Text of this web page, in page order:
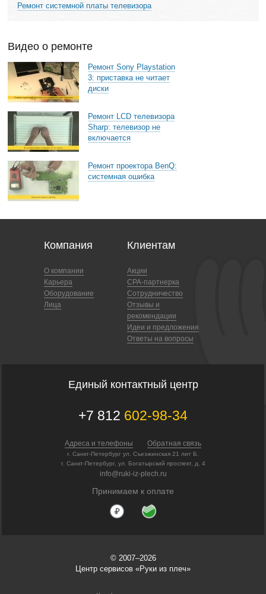
Ремонт системной платы телевизора
Видео о ремонте
Ремонт Sony Playstation
3: приставка не читает
диски
Ремонт LCD телевизора
Sharp: телевизор не
включается
Ремонт проектора BenQ:
системная ошибка
Компания
О компании
Карьера
Оборудование
Лица
Клиентам
Акции
CPA-партнерка
Сотрудничество
Отзывы и
рекомендации
Идеи и предложения
Ответы на вопросы
Единый контактный центр
+7 812 602-98-34
Адреса и телефоны Обратная связь
г. Санкт-Петербург ул. Съезжинская 21 лит Б.
г. Санкт-Петербург, ул. Богатырский проспект, д. 4
info@ruki-iz-plech.ru
Принимаем к оплате
© 2007–2026
Центр сервисов «Руки из плеч»